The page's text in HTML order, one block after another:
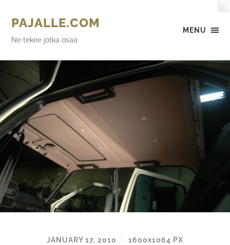
MENU
PAJALLE.COM
Ne tekee jotka osaa
JANUARY 17, 2010 / 1600x1064 PX